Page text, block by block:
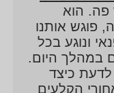
פה. הוא
פוגש אותנו
ונוגע בכל
במהלך היום.
כיצד
הקלעים